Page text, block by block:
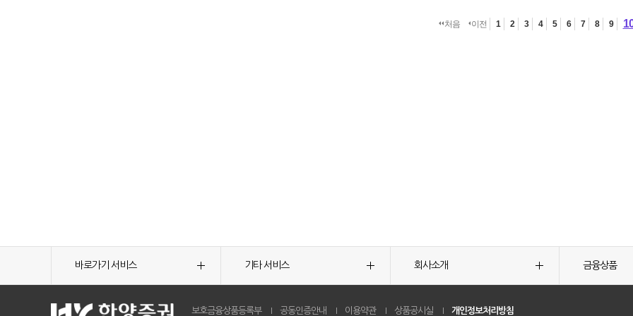
처음 이전 1 2 3 4 5 6 7 8 9
바로가기 서비스 기타 서비스 회사소개 금융상품
보호금융상품등록부 공동인증안내 이용약관 상품공시실 개인정보처리방침